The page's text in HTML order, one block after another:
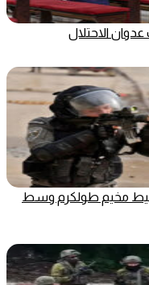
الاحتلال
مخيم طولكرم وسط